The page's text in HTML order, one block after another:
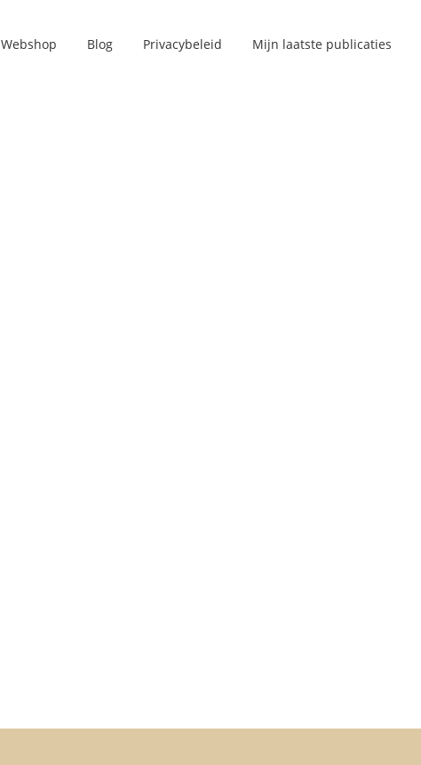
Webshop Blog Privacybeleid Mijn laatste publicaties